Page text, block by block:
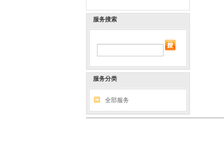
服务搜索
服务分类
全部服务